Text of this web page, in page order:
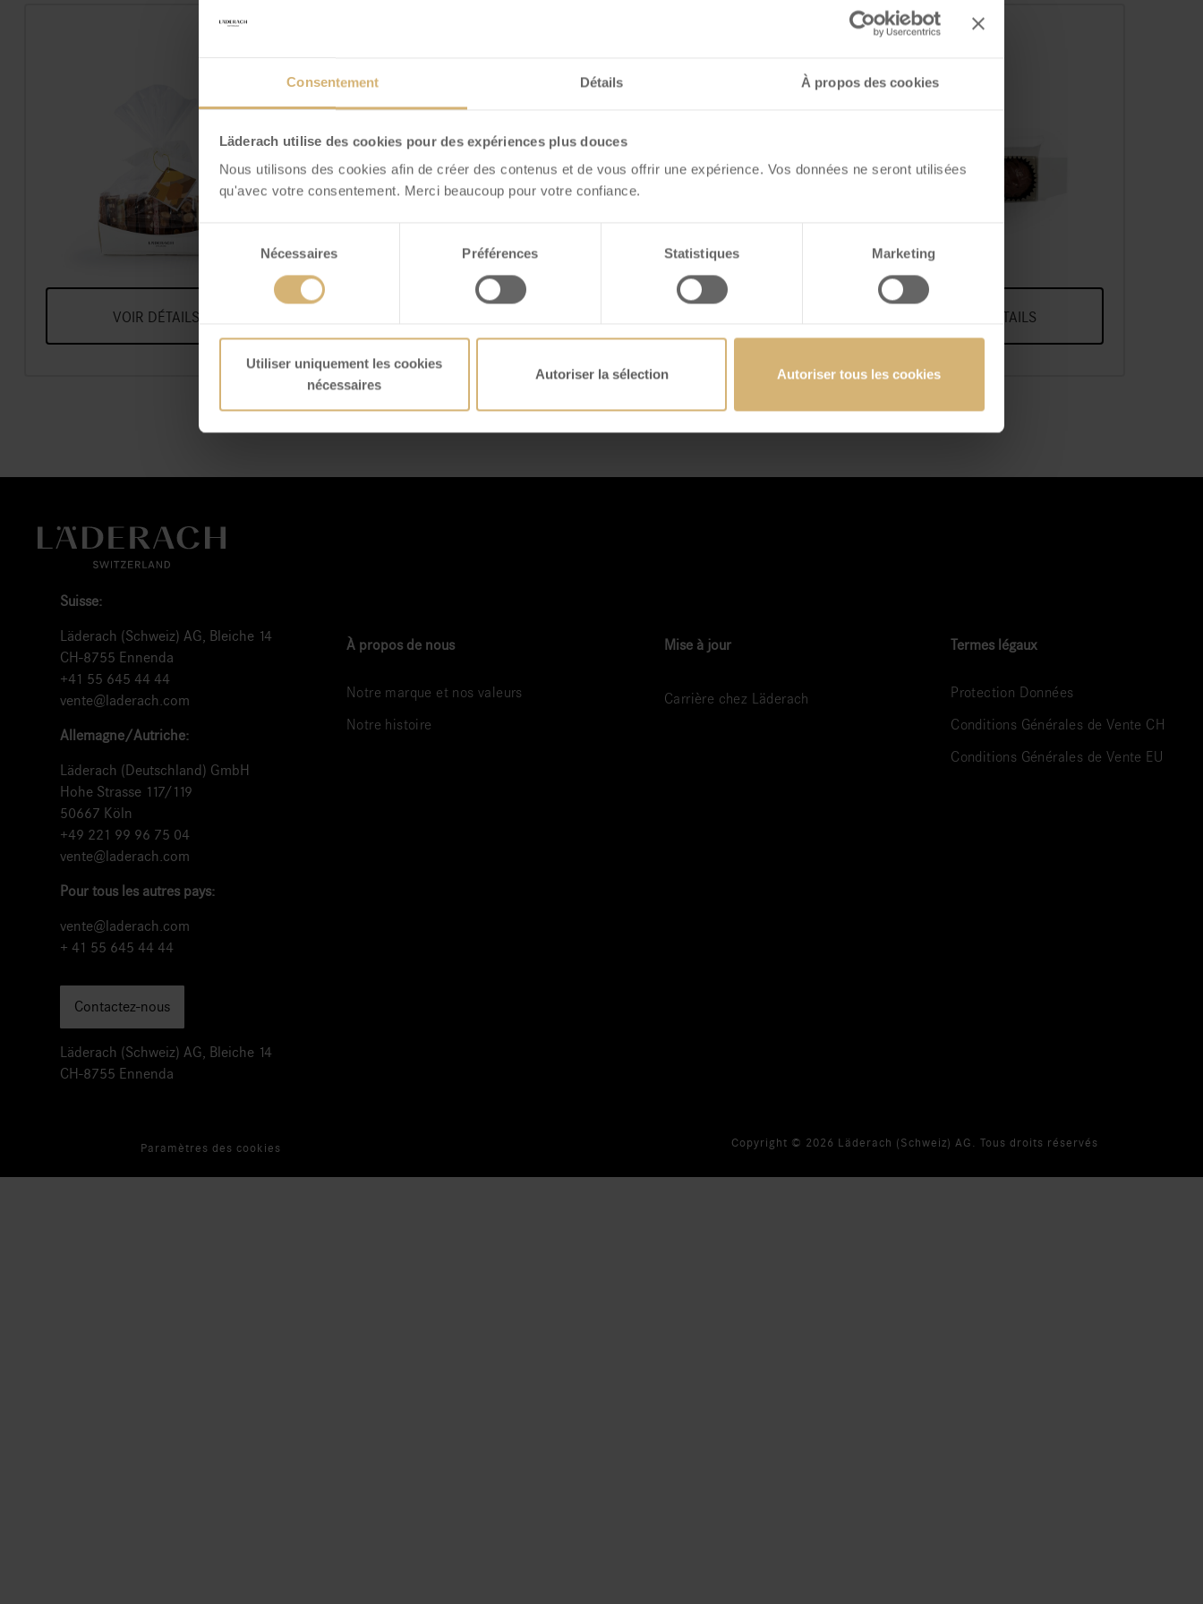
Consentement Détails À propos des cookies
Läderach utilise des cookies pour des expériences plus douces
Nous utilisons des cookies afin de créer des contenus et de vous offrir une expérience. Vos données ne seront utilisées
qu'avec votre consentement. Merci beaucoup pour votre confiance.
Sélection
consentement
Nécessaires Préférences Statistiques Marketing
Utiliser uniquement les cookies
nécessaires
Autoriser la sélection Autoriser tous les cookies
FrischSchoggi bateau
petit
Un Assortiment De Nos
Variétés Préférées De Chocolat
VOIR DÉTAILS
FrischSchoggi cœur
noisette lait
Chocolat Frais Au Lait Fondant
Aux Noisettes Entières
Piémontaises
Sélection lait & lait-noir
Noir Bâtonnets De Chocolat
Frais
Pralinés Sélection boîte
VOIR DÉTAILS
Suisse:
Läderach (Schweiz) AG, Bleiche 14
CH-8755 Ennenda
+41 55 645 44 44
vente@laderach.com
Allemagne/Autriche:
Läderach (Deutschland) GmbH
Hohe Strasse 117/119
50667 Köln
+49 221 99 96 75 04
vente@laderach.com
Pour tous les autres pays:
vente@laderach.com
+ 41 55 645 44 44
Contactez-nous
Läderach (Schweiz) AG, Bleiche 14
CH-8755 Ennenda
À propos de nous
Notre marque et nos valeurs
Notre histoire
Mise à jour
Carrière chez Läderach
Termes légaux
Protection Données
Conditions Générales de Vente CH
Conditions Générales de Vente EU
Paramètres des cookies Copyright © 2026 Läderach (Schweiz) AG. Tous droits réservés